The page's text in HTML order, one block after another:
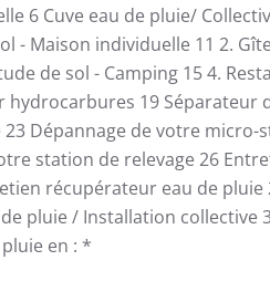
6 Cuve eau de pluie/
- Maison individuelle 11 2.
de sol - Camping 154.
hydrocarbures 19 Séparateur
23 Dépannage de votre
station de relevage 26
récupérateur eau de pluie
pluie / Installation collective
en : *